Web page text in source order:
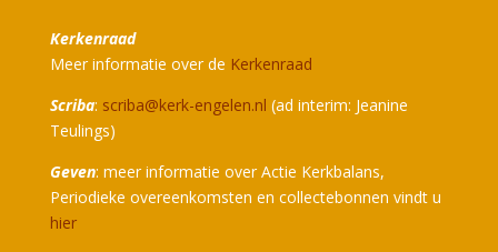
Kerkenraad
Meer informatie over de Kerkenraad
Scriba: scriba@kerk-engelen.nl (ad interim: Jeanine
Teulings)
Geven: meer informatie over Actie Kerkbalans,
Periodieke overeenkomsten en collectebonnen vindt u
hier